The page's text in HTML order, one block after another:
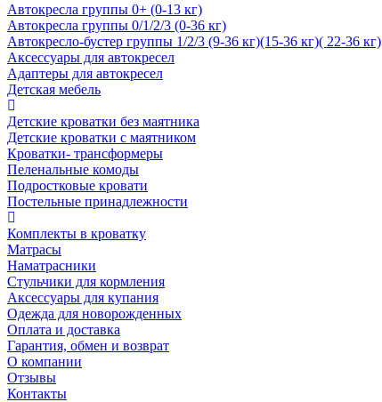
Автокресла группы 0+ (0-13 кг)
Автокресла группы 0/1/2/3 (0-36 кг)
Автокресло-бустер группы 1/2/3 (9-36 кг)(15-36 кг)( 22-36 кг)
Аксессуары для автокресел
Адаптеры для автокресел
Детская мебель
Детские кроватки без маятника
Детские кроватки с маятником
Кроватки- трансформеры
Пеленальные комоды
Подростковые кровати
Постельные принадлежности
Комплекты в кроватку
Матрасы
Наматрасники
Стульчики для кормления
Аксессуары для купания
Одежда для новорожденных
Оплата и доставка
Гарантия, обмен и возврат
О компании
Отзывы
Контакты